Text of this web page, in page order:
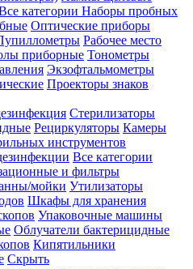
категории Наборы пробных
Оптические приборы
Рабочее место
приборные Тонометры
Экзофтальмометры
Проекторы знаков
Стерилизаторы
Рециркуляторы Камеры
инструментов
Все категории
и фильтры
мойки Утилизаторы
Шкафы для хранения
Упаковочные машины
Облучатели бактерицидные
Кипятильники
Скрыть